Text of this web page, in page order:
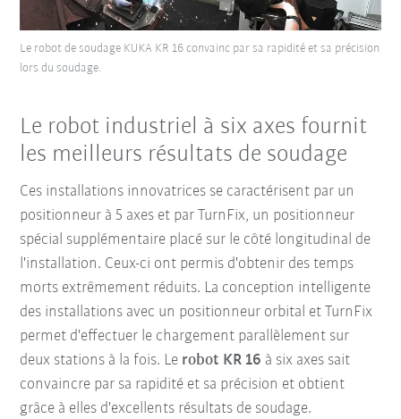
Le robot de soudage KUKA KR 16 convainc par sa rapidité et sa précision
lors du soudage.
Le robot industriel à six axes fournit
les meilleurs résultats de soudage
Ces installations innovatrices se caractérisent par un
positionneur à 5 axes et par TurnFix, un positionneur
spécial supplémentaire placé sur le côté longitudinal de
l'installation. Ceux-ci ont permis d'obtenir des temps
morts extrêmement réduits. La conception intelligente
des installations avec un positionneur orbital et TurnFix
permet d'effectuer le chargement parallèlement sur
deux stations à la fois. Le robot KR 16 à six axes sait
convaincre par sa rapidité et sa précision et obtient
grâce à elles d'excellents résultats de soudage.